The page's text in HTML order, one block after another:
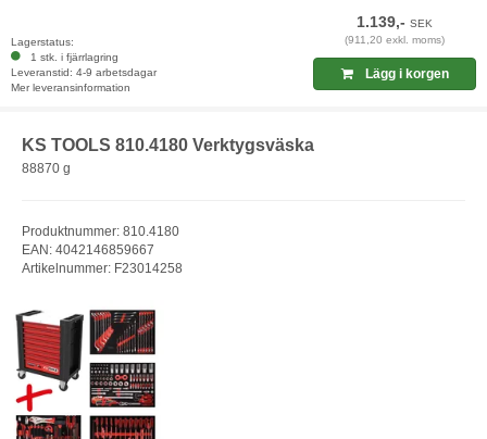
Lagerstatus:
1 stk. i fjärrlagring
Leveranstid: 4-9 arbetsdagar
Mer leveransinformation
1.139,-SEK
(911,20 exkl. moms)
Lägg i korgen
KS TOOLS 810.4180 Verktygsväska
88870 g
Produktnummer: 810.4180
EAN: 4042146859667
Artikelnummer: F23014258